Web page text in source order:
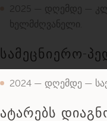
2025 — დღემდე —
ხელმძღვანელი.
სამეცნიერო-
2024 — დღემდე —
ატარებს